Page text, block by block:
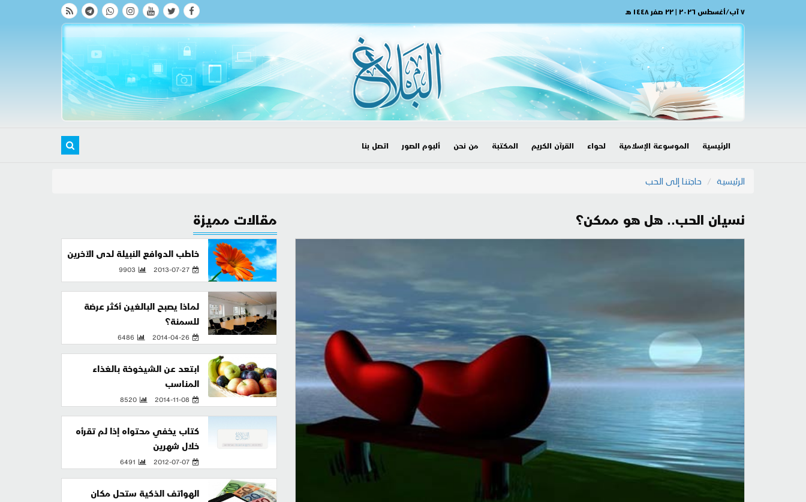
٧ آب/أغسطس ٢٠٢٦ | ٢٢ صفر ١٤٤٨ هـ
الرئيسية الموسوعة الإسلامية لحواء القرآن الكريم المكتبة من نحن ألبوم الصور اتصل بنا
الرئيسية حاجتنا إلى الحب
نسيان الحب.. هل هو ممكن؟ مقالات مميزة
خاطب الدوافع النبيلة لدى الآخرين
2013-07-27
9903
لماذا يصبح البالغين أكثر عرضة
للسمنة؟
2014-04-26
6486
ابتعد عن الشيخوخة بالغذاء
المناسب
2014-11-08
8520
كتاب يخفي محتواه إذا لم تقرأه
خلال شهرين
2012-07-07
6491
الهواتف الذكية ستحل مكان